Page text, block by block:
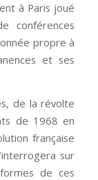
à Paris joué
conférences
propre à
et ses
de la révolte
de 1968 en
française
sur
de ces